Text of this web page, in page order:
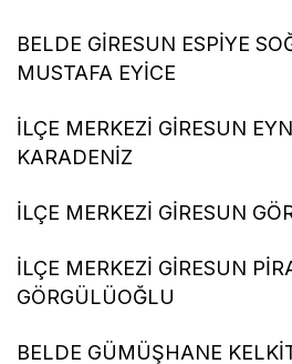
BELDE GİRESUN ESPİYE
MUSTAFA EYİCE
İLÇE MERKEZİ GİRESUN
KARADENİZ
İLÇE MERKEZİ GİRESUN
İLÇE MERKEZİ GİRESUN
GÖRGÜLÜOĞLU
BELDE GÜMÜŞHANE